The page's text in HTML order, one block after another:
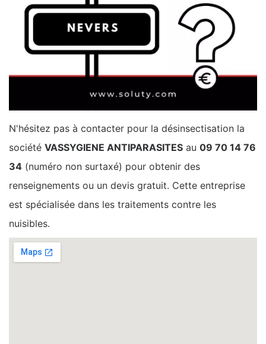
N'hésitez pas à contacter pour la désinsectisation la
société VASSYGIENE ANTIPARASITES au 09 70 14 76
34 (numéro non surtaxé) pour obtenir des
renseignements ou un devis gratuit. Cette entreprise
est spécialisée dans les traitements contre les
nuisibles.